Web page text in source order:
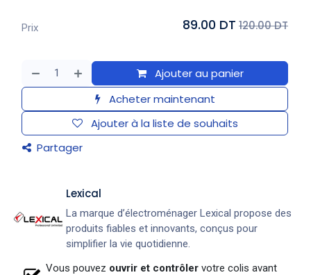
Ajouter au panier
Acheter maintenant
Ajouter à la liste de souhaits
Partager
Prix 89.00 DT 120.00 DT
Lexical
La marque d’électroménager Lexical propose des
produits fiables et innovants, conçus pour
simplifier la vie quotidienne.
Vous pouvez ouvrir et contrôler votre colis avant